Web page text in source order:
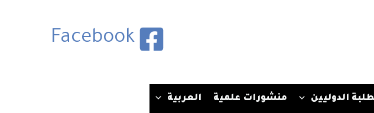
Facebook
الدوليين منشورات علمية العربية